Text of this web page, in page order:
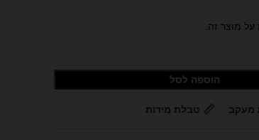
על מוצר זה.
הוספה לסל
מעקב טבלת מידות